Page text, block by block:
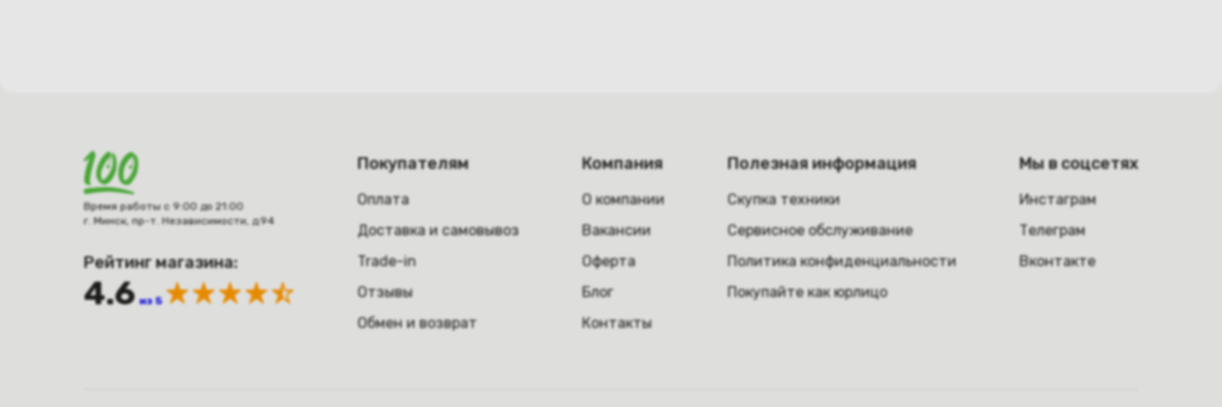
Время работы с 9:00 до 21:00
г. Минск, пр-т. Независимости, д.94
Рейтинг магазина:
4.6 из 5
Покупателям
Оплата
Доставка и самовывоз
Trade-in
Отзывы
Обмен и возврат
Компания
О компании
Вакансии
Оферта
Блог
Контакты
Полезная информация
Скупка техники
Сервисное обслуживание
Политика конфиденциальности
Покупайте как юрлицо
Мы в соцсетях
Инстаграм
Телеграм
Вконтакте